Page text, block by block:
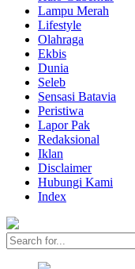
Lampu Merah
Lifestyle
Olahraga
Ekbis
Dunia
Seleb
Sensasi Batavia
Peristiwa
Lapor Pak
Redaksional
Iklan
Disclaimer
Hubungi Kami
Index